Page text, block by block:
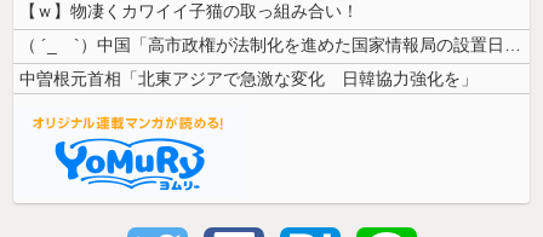
【ｗ】物凄くカワイイ子猫の取っ組み合い！
（ ´_ゝ`）中国「高市政権が法制化を進めた国家情報局の設置日が7月3...
中曽根元首相「北東アジアで急激な変化 日韓協力強化を」